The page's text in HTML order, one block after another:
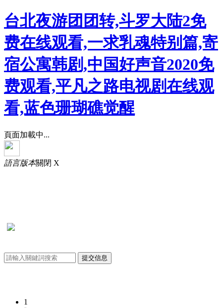
台北夜游团团转,斗罗大陆2免
费在线观看,一求乳魂特别篇,寄
宿公寓韩剧,中国好声音2020免
费观看,平凡之路电视剧在线观
看,蓝色珊瑚礁觉醒
頁面加載中...
語言版本關閉 X
1